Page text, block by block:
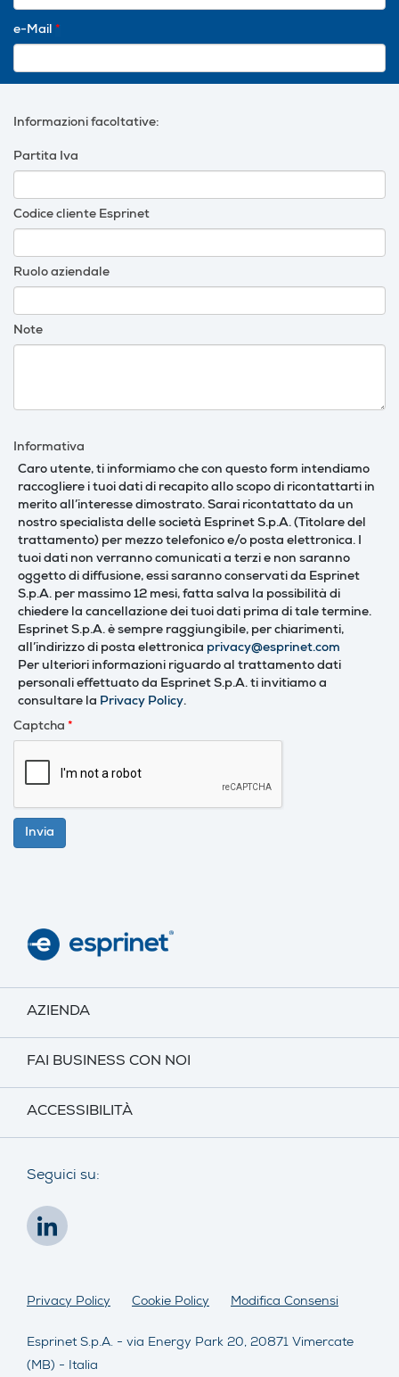
e-Mail *
Informazioni facoltative:
Partita Iva
Codice cliente Esprinet
Ruolo aziendale
Note
Informativa
Caro utente, ti informiamo che con questo form intendiamo
raccogliere i tuoi dati di recapito allo scopo di ricontattarti in
merito all’interesse dimostrato. Sarai ricontattato da un
nostro specialista delle società Esprinet S.p.A. (Titolare del
trattamento) per mezzo telefonico e/o posta elettronica. I
tuoi dati non verranno comunicati a terzi e non saranno
oggetto di diffusione, essi saranno conservati da Esprinet
S.p.A. per massimo 12 mesi, fatta salva la possibilità di
chiedere la cancellazione dei tuoi dati prima di tale termine.
Esprinet S.p.A. è sempre raggiungibile, per chiarimenti,
all’indirizzo di posta elettronica privacy@esprinet.com
Per ulteriori informazioni riguardo al trattamento dati
personali effettuato da Esprinet S.p.A. ti invitiamo a
consultare la Privacy Policy.
Captcha *
Invia
AZIENDA
FAI BUSINESS CON NOI
ACCESSIBILITÀ
Seguici su:
Esprinet S.p.A. - via Energy Park 20, 20871 Vimercate
(MB) - Italia
Privacy Policy Cookie Policy Modifica Consensi